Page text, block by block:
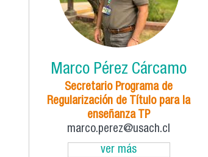
Marco Pérez Cárcamo
Secretario Programa de
Regularización de Título para la
enseñanza TP
marco.perez@usach.cl
ver más